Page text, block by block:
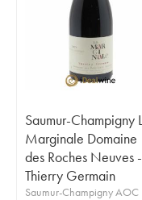
Saumur-Champigny
Marginale Domaine
des Roches Neuves -
Thierry Germain
Saumur-Champigny AOC